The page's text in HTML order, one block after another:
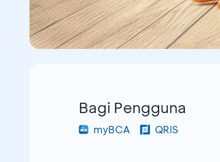
Bagi Pengguna
myBCA QRIS